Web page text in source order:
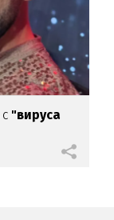
с "вируса